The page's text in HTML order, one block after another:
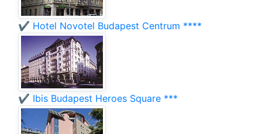
✔️ Hotel Novotel Budapest Centrum ****
✔️ Ibis Budapest Heroes Square ***